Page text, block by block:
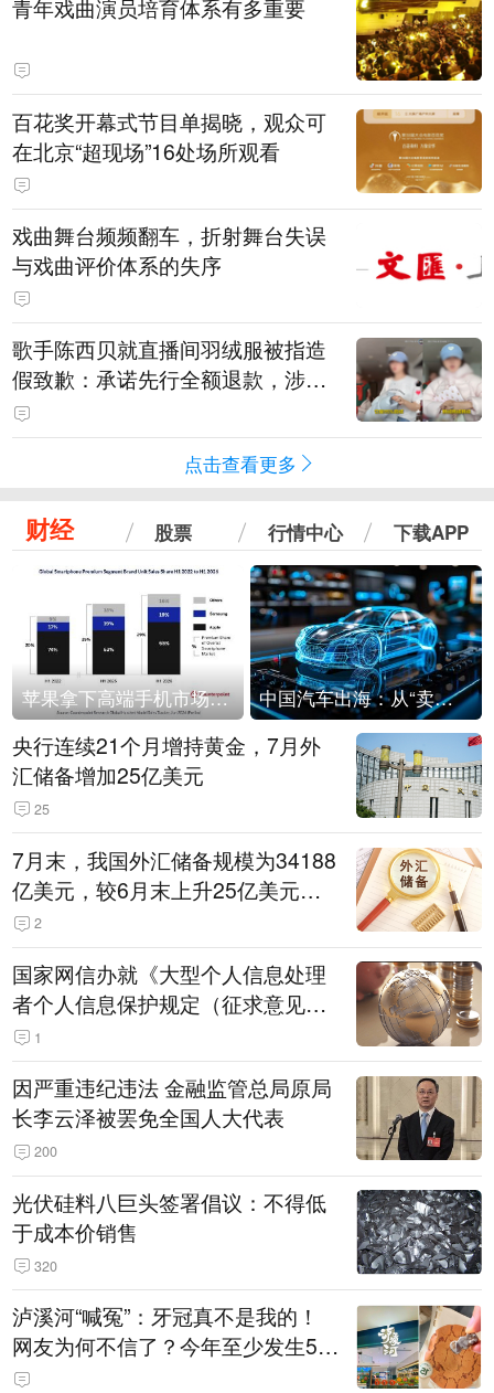
青年戏曲演员培育体系有多重要
百花奖开幕式节目单揭晓，观众可
在北京“超现场”16处场所观看
戏曲舞台频频翻车，折射舞台失误
与戏曲评价体系的失序
歌手陈西贝就直播间羽绒服被指造
假致歉：承诺先行全额退款，涉事
销售额约300万元
点击查看更多
财经 股票 行情中心 下载APP
苹果拿下高端手机市场65%的份额：iPhone 17系列功不可没 中国汽车出海：从“卖出去”到“走进去”
央行连续21个月增持黄金，7月外
汇储备增加25亿美元
25
7月末，我国外汇储备规模为34188
亿美元，较6月末上升25亿美元，
升幅为0.07%
2
国家网信办就《大型个人信息处理
者个人信息保护规定（征求意见
稿）》公开征求意见
1
因严重违纪违法 金融监管总局原局
长李云泽被罢免全国人大代表
200
光伏硅料八巨头签署倡议：不得低
于成本价销售
320
泸溪河“喊冤”：牙冠真不是我的！
网友为何不信了？今年至少发生5
起“食品冤案”